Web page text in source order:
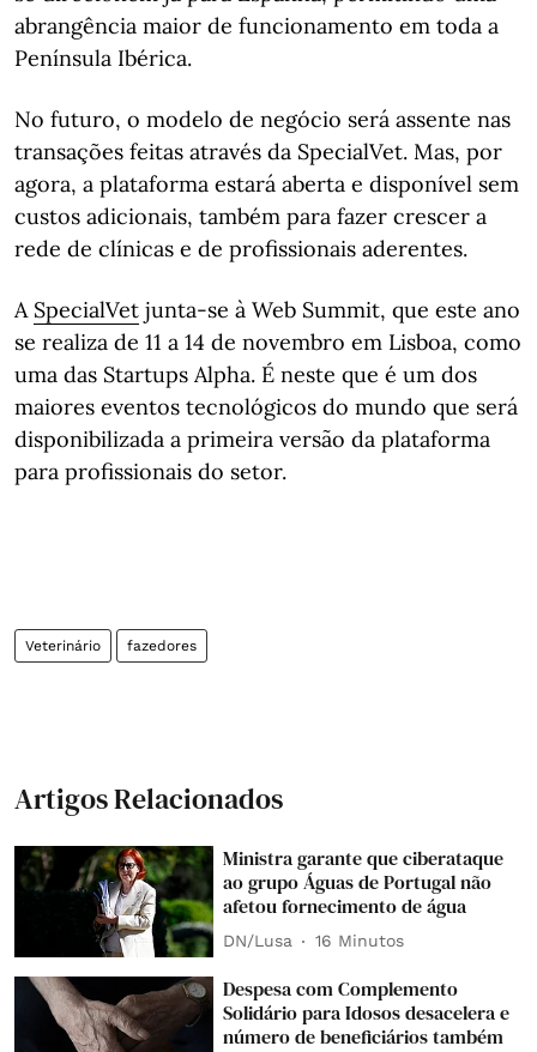
abrangência maior de funcionamento em toda a
Península Ibérica.
No futuro, o modelo de negócio será assente nas
transações feitas através da SpecialVet. Mas, por
agora, a plataforma estará aberta e disponível sem
custos adicionais, também para fazer crescer a
rede de clínicas e de profissionais aderentes.
A SpecialVet junta-se à Web Summit, que este ano
se realiza de 11 a 14 de novembro em Lisboa, como
uma das Startups Alpha. É neste que é um dos
maiores eventos tecnológicos do mundo que será
disponibilizada a primeira versão da plataforma
para profissionais do setor.
Veterinário fazedores
Artigos Relacionados
Ministra garante que ciberataque
ao grupo Águas de Portugal não
afetou fornecimento de água
DN/Lusa 16 Minutos
Despesa com Complemento
Solidário para Idosos desacelera e
número de beneficiários também